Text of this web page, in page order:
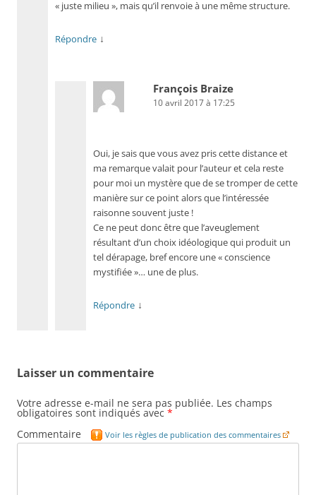
« juste milieu », mais qu’il renvoie à une même structure.
Répondre ↓
François Braize
10 avril 2017 à 17:25
Oui, je sais que vous avez pris cette distance et
ma remarque valait pour l’auteur et cela reste
pour moi un mystère que de se tromper de cette
manière sur ce point alors que l’intéressée
raisonne souvent juste !
Ce ne peut donc être que l’aveuglement
résultant d’un choix idéologique qui produit un
tel dérapage, bref encore une « conscience
mystifiée »… une de plus.
Répondre ↓
Laisser un commentaire
Votre adresse e-mail ne sera pas publiée. Les champs
obligatoires sont indiqués avec *
Commentaire
Voir les règles de publication des commentaires